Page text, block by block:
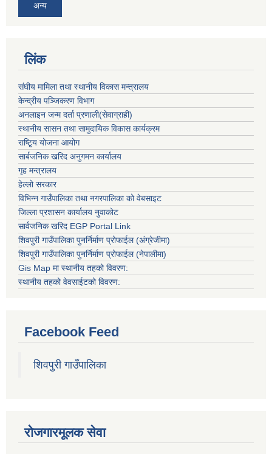
अन्य
लिंक
संघीय मामिला तथा स्थानीय विकास मन्त्रालय
केन्द्रीय पञ्जिकरण विभाग
अनलाइन जन्म दर्ता प्रणाली(सेवाग्राही)
स्थानीय सासन तथा सामुदायिक विकास कार्यक्रम
राष्टि्ृय योजना आयोग
सार्बजनिक खरिद अनुगमन कार्यालय
गृह मन्त्रालय
हेल्लो सरकार
विभिन्न गाउँपालिका तथा नगरपालिका को वेबसाइट
जिल्ला प्रशासन कार्यालय नुवाकोट
सार्वजनिक खरिद EGP Portal Link
शिवपुरी गाउँपालिका पुनर्निर्माण प्रोफाईल (अंग्रेजीमा)
शिवपुरी गाउँपालिका पुनर्निर्माण प्रोफाईल (नेपालीमा)
Gis Map मा स्थानीय तहको विवरण:
स्थानीय तहको वेवसाईटको विवरण:
Facebook Feed
शिवपुरी गाउँपालिका
रोजगारमूलक सेवा